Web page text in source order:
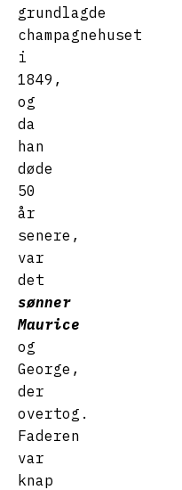
grundlagde
champagnehuset
i
1849,
og
da
han
døde
50
år
senere,
var
det
sønner
Maurice
og
George,
der
overtog.
Faderen
var
knap